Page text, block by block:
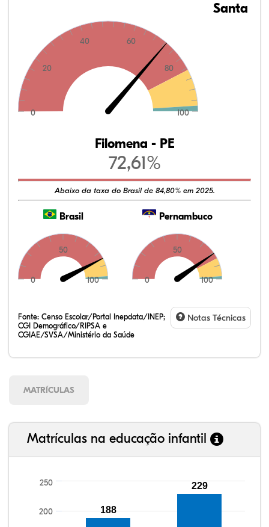
0
20
40 60
80
100
Santa
Filomena - PE
72,61%
Abaixo da taxa do Brasil de 84,80% em 2025.
Brasil
0
50
100
Pernambuco
0
50
100
Fonte: Censo Escolar/Portal Inepdata/INEP;
CGI Demográfico/RIPSA e
CGIAE/SVSA/Ministério da Saúde
Notas Técnicas
MATRÍCULAS
Matrículas na educação infantil
200
250
188
229
109,90%
117,99%
88,30%
90,75%
73,33%
99,81%
100,00%
88,82%
92,94%
78,33%